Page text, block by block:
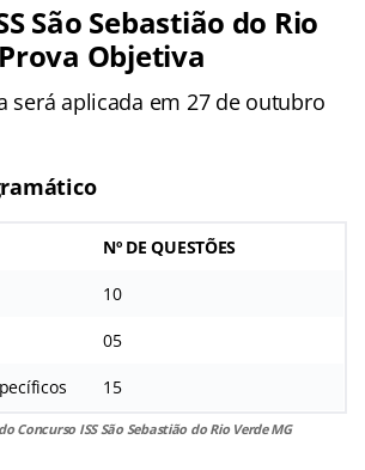
São Sebastião do Rio
Objetiva
será aplicada em 27 de outubro
Nº DE QUESTÕES
10
05
15
Concurso ISS São Sebastião do Rio Verde MG